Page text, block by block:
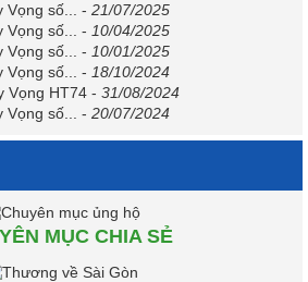
Vọng số... - 21/07/2025
Vọng số... - 10/04/2025
Vọng số... - 10/01/2025
Vọng số... - 18/10/2024
Vọng HT74 - 31/08/2024
Vọng số... - 20/07/2024
MỤC CHIA SẺ